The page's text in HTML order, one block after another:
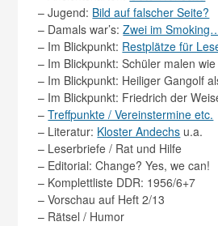
– Jugend: Bild auf falscher Seite?
– Damals war’s:Zwei im
– Im Blickpunkt: Restplätze für
– Im Blickpunkt: Schüler malen
– Im Blickpunkt: Heiliger Gangolf
– Im Blickpunkt: Friedrich der
–Treffpunkte / Vereinstermine etc.
– Literatur: Kloster Andechs u.a.
– Leserbriefe / Rat und Hilfe
– Editorial: Change? Yes, we can!
– Komplettliste DDR: 1956/6+7
– Vorschau auf Heft 2/13
– Rätsel / Humor